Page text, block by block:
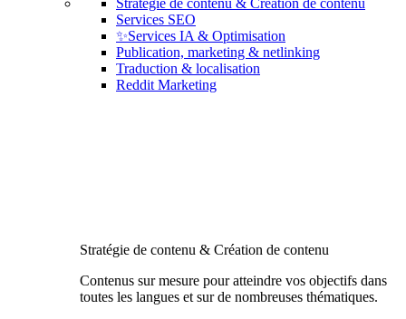
Stratégie de contenu & Création de contenu
Services SEO
✨Services IA & Optimisation
Publication, marketing & netlinking
Traduction & localisation
Reddit Marketing
Stratégie de contenu & Création de contenu
Contenus sur mesure pour atteindre vos objectifs dans
toutes les langues et sur de nombreuses thématiques.